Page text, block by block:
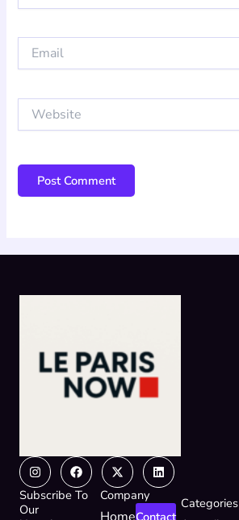
Email
Website
InstagramFacebook
X-
twitter
Linkedin
Subscribe To
Our
Company
Categories